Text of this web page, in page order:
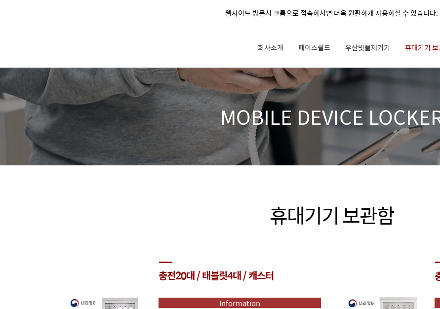
웹사이트 방문시 크롬으로 접속하시면 더욱 원활하게 사용하실 수 있습니다.
회사소개 페이스쉴드 우산빗물제거기 휴대기기
MOBILE DEVICE
​휴대기기 보관함
충전20대 / 태블릿4대 / 캐스터
Information